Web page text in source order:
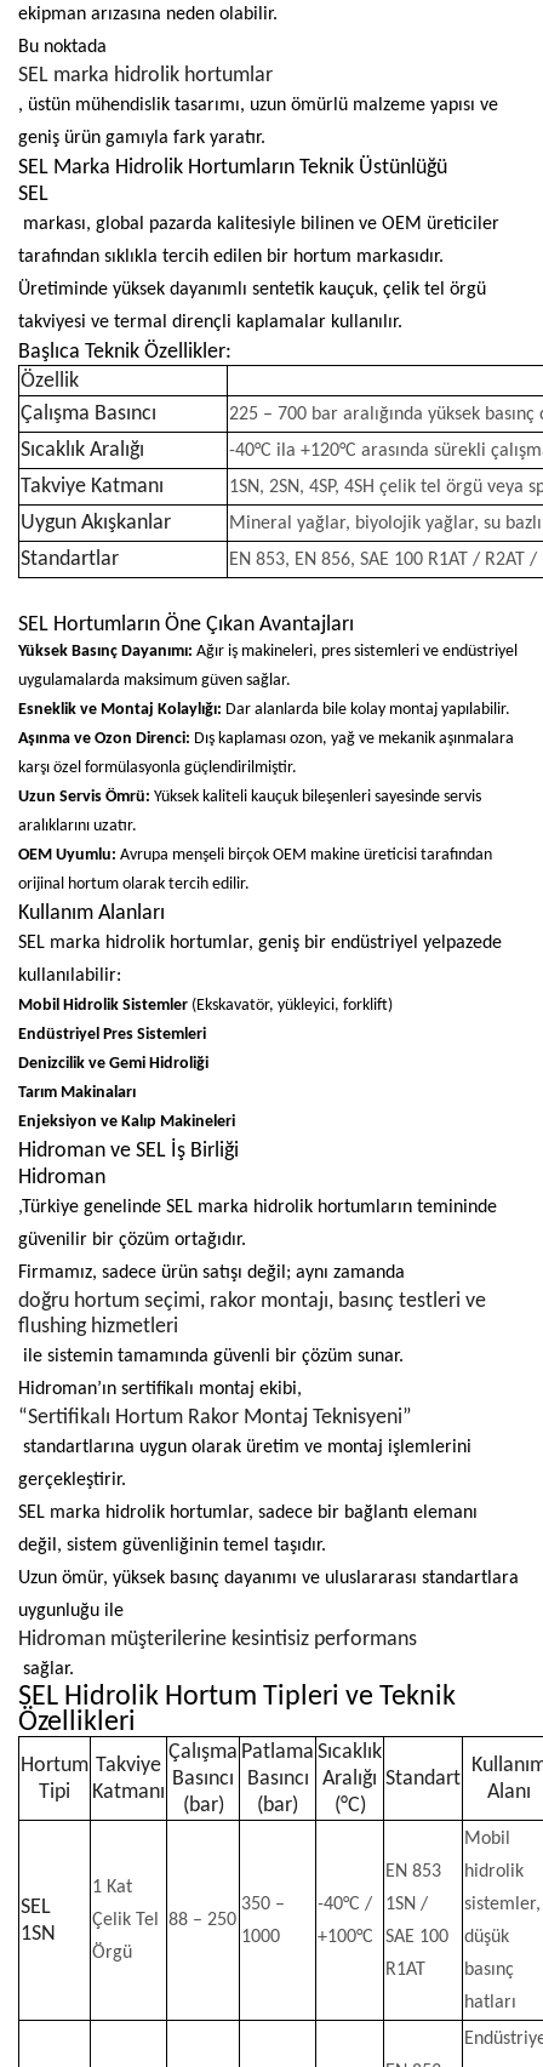
ekipman arızasına neden olabilir.
Bu noktada
SEL marka hidrolik hortumlar
, üstün mühendislik tasarımı, uzun ömürlü malzeme yapısı ve
geniş ürün gamıyla fark yaratır.
SEL Marka Hidrolik Hortumların Teknik Üstünlüğü
SEL
markası, global pazarda kalitesiyle bilinen ve OEM üreticiler
tarafından sıklıkla tercih edilen bir hortum markasıdır.
Üretiminde yüksek dayanımlı sentetik kauçuk, çelik tel örgü
takviyesi ve termal dirençli kaplamalar kullanılır.
Başlıca Teknik Özellikler:
Özellik
Çalışma Basıncı
225 – 700 bar aralığında yüksek basınç
Sıcaklık Aralığı -40°C ila +120°C arasında sürekli
Takviye Katmanı 1SN, 2SN, 4SP, 4SH çelik tel örgü veya
Uygun Akışkanlar Mineral yağlar, biyolojik yağlar, su
Standartlar EN 853, EN 856, SAE 100 R1AT /
SEL Hortumların Öne Çıkan Avantajları
Yüksek Basınç Dayanımı: Ağır iş makineleri, pres sistemleri ve endüstriyel
uygulamalarda maksimum güven sağlar.
Esneklik ve Montaj Kolaylığı: Dar alanlarda bile kolay montaj yapılabilir.
Aşınma ve Ozon Direnci: Dış kaplaması ozon, yağ ve mekanik aşınmalara
karşı özel formülasyonla güçlendirilmiştir.
Uzun Servis Ömrü: Yüksek kaliteli kauçuk bileşenleri sayesinde servis
aralıklarını uzatır.
OEM Uyumlu: Avrupa menşeli birçok OEM makine üreticisi tarafından
orijinal hortum olarak tercih edilir.
Kullanım Alanları
SEL marka hidrolik hortumlar, geniş bir endüstriyel yelpazede
kullanılabilir:
Mobil Hidrolik Sistemler (Ekskavatör, yükleyici, forklift)
Endüstriyel Pres Sistemleri
Denizcilik ve Gemi Hidroliği
Tarım Makinaları
Enjeksiyon ve Kalıp Makineleri
Hidroman ve SEL İş Birliği
Hidroman
,Türkiye genelinde SEL marka hidrolik hortumların temininde
güvenilir bir çözüm ortağıdır.
Firmamız, sadece ürün satışı değil; aynı zamanda
doğru hortum seçimi, rakor montajı, basınç testleri ve
flushing hizmetleri
ile sistemin tamamında güvenli bir çözüm sunar.
Hidroman’ın sertifikalı montaj ekibi,
“Sertifikalı Hortum Rakor Montaj Teknisyeni”
standartlarına uygun olarak üretim ve montaj işlemlerini
gerçekleştirir.
SEL marka hidrolik hortumlar, sadece bir bağlantı elemanı
değil, sistem güvenliğinin temel taşıdır.
Uzun ömür, yüksek basınç dayanımı ve uluslararası standartlara
uygunluğu ile
Hidroman müşterilerine kesintisiz performans
sağlar.
SEL Hidrolik Hortum Tipleri ve Teknik
Özellikleri
Hortum
Tipi
Takviye
Katmanı
Çalışma
Basıncı
(bar)
Patlama
Basıncı
(bar)
Sıcaklık
Aralığı
(°C)
Standart
Alanı
SEL
1SN
1 Kat
Çelik Tel
Örgü
88 – 250
350 –
1000
-40°C /
+100°C
EN 853
1SN /
SAE 100
R1AT
Mobil
hidrolik
sistemler,
düşük
basınç
hatları